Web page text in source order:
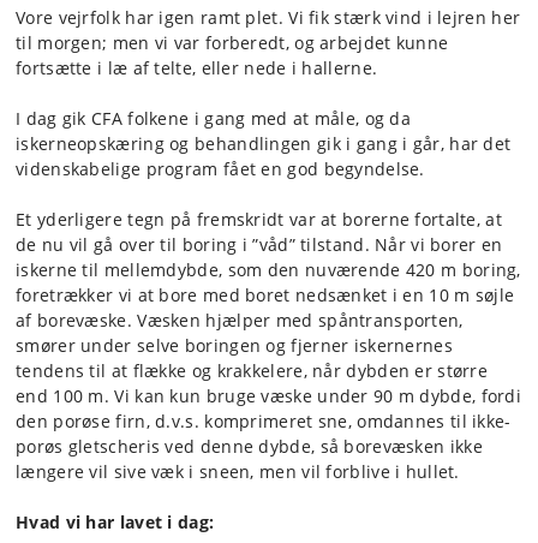
Vore vejrfolk har igen ramt plet. Vi fik stærk vind i lejren her
til morgen; men vi var forberedt, og arbejdet kunne
fortsætte i læ af telte, eller nede i hallerne.
I dag gik CFA folkene i gang med at måle, og da
iskerneopskæring og behandlingen gik i gang i går, har det
videnskabelige program fået en god begyndelse.
Et yderligere tegn på fremskridt var at borerne fortalte, at
de nu vil gå over til boring i ”våd” tilstand. Når vi borer en
iskerne til mellemdybde, som den nuværende 420 m boring,
foretrækker vi at bore med boret nedsænket i en 10 m søjle
af borevæske. Væsken hjælper med spåntransporten,
smører under selve boringen og fjerner iskernernes
tendens til at flække og krakkelere, når dybden er større
end 100 m. Vi kan kun bruge væske under 90 m dybde, fordi
den porøse firn, d.v.s. komprimeret sne, omdannes til ikke-
porøs gletscheris ved denne dybde, så borevæsken ikke
længere vil sive væk i sneen, men vil forblive i hullet.
Hvad vi har lavet i dag: